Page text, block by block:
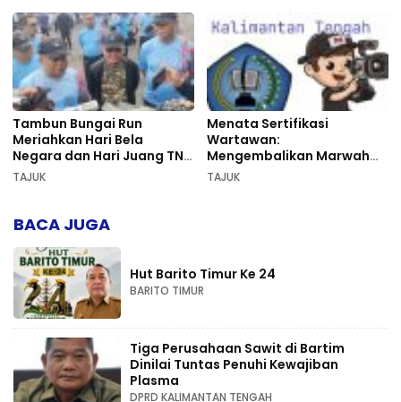
Tambun Bungai Run
Meriahkan Hari Bela
Negara dan Hari Juang TNI
AD di Palangka Raya
TAJUK
Menata Sertifikasi
Wartawan:
Mengembalikan Marwah
Pers dan Keadilan
TAJUK
BACA JUGA
Hut Barito Timur Ke 24
BARITO TIMUR
Tiga Perusahaan Sawit di Bartim
Dinilai Tuntas Penuhi Kewajiban
Plasma
DPRD KALIMANTAN TENGAH